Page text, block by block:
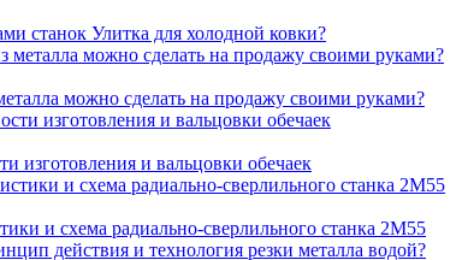
станок Улитка для холодной ковки?
можно сделать на продажу своими руками?
изготовления и вальцовки обечаек
и схема радиально-сверлильного станка 2М55